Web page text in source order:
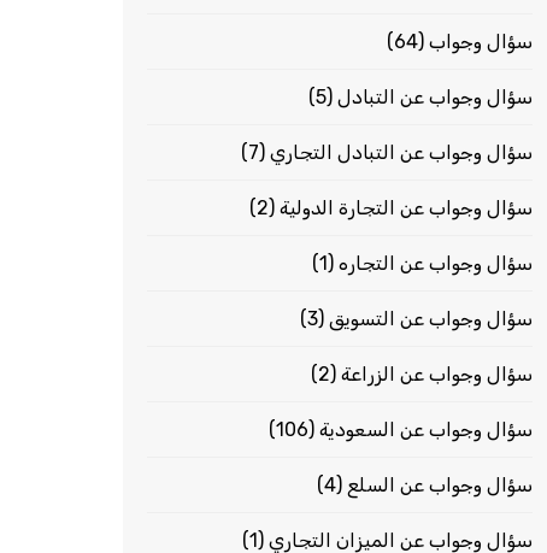
سؤال وجواب (64)
سؤال وجواب عن التبادل (5)
سؤال وجواب عن التبادل التجاري (7)
سؤال وجواب عن التجارة الدولية (2)
سؤال وجواب عن التجاره (1)
سؤال وجواب عن التسويق (3)
سؤال وجواب عن الزراعة (2)
سؤال وجواب عن السعودية (106)
سؤال وجواب عن السلع (4)
سؤال وجواب عن الميزان التجاري (1)